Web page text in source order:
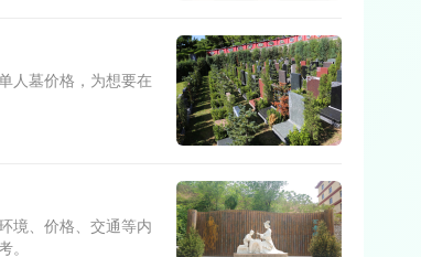
人墓价格，为想要在
境、价格、交通等内
。